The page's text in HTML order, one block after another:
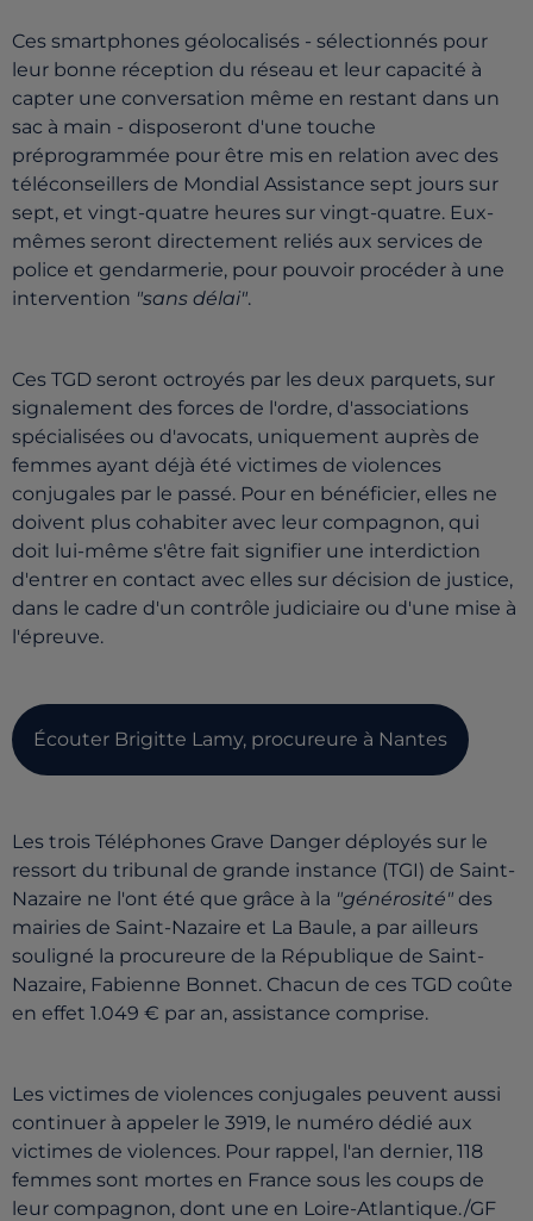
Ces smartphones géolocalisés - sélectionnés pour
leur bonne réception du réseau et leur capacité à
capter une conversation même en restant dans un
sac à main - disposeront d'une touche
préprogrammée pour être mis en relation avec des
téléconseillers de Mondial Assistance sept jours sur
sept, et vingt-quatre heures sur vingt-quatre. Eux-
mêmes seront directement reliés aux services de
police et gendarmerie, pour pouvoir procéder à une
intervention "sans délai".
Ces TGD seront octroyés par les deux parquets, sur
signalement des forces de l'ordre, d'associations
spécialisées ou d'avocats, uniquement auprès de
femmes ayant déjà été victimes de violences
conjugales par le passé. Pour en bénéficier, elles ne
doivent plus cohabiter avec leur compagnon, qui
doit lui-même s'être fait signifier une interdiction
d'entrer en contact avec elles sur décision de justice,
dans le cadre d'un contrôle judiciaire ou d'une mise à
l'épreuve.
Écouter Brigitte Lamy, procureure à Nantes
Les trois Téléphones Grave Danger déployés sur le
ressort du tribunal de grande instance (TGI) de Saint-
Nazaire ne l'ont été que grâce à la "générosité" des
mairies de Saint-Nazaire et La Baule, a par ailleurs
souligné la procureure de la République de Saint-
Nazaire, Fabienne Bonnet. Chacun de ces TGD coûte
en effet 1.049 € par an, assistance comprise.
Les victimes de violences conjugales peuvent aussi
continuer à appeler le 3919, le numéro dédié aux
victimes de violences. Pour rappel, l'an dernier, 118
femmes sont mortes en France sous les coups de
leur compagnon, dont une en Loire-Atlantique./GF